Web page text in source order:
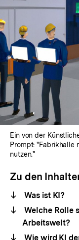
Ein von der
Prompt: "Fabrikhalle
nutzen."
Zu den
Was ist KI?
Welche Rolle
Arbeitswelt?
Wie wird KI